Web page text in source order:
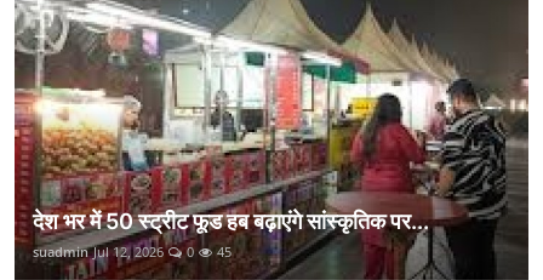
देश भर में 50 स्ट्रीट फूड हब बढ़ाएंगे सांस्कृतिक पर...
suadmin Jul 12, 2026 0 45